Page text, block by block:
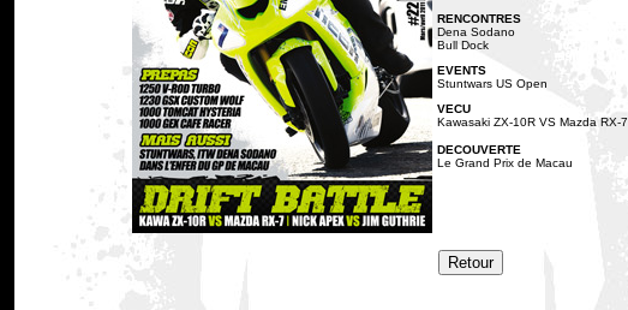
RENCONTRES
Dena Sodano
Bull Dock
EVENTS
Stuntwars US Open
VECU
Kawasaki ZX-10R VS Mazda RX-7
DECOUVERTE
Le Grand Prix de Macau